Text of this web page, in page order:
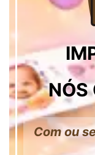
NÓS
Com ou